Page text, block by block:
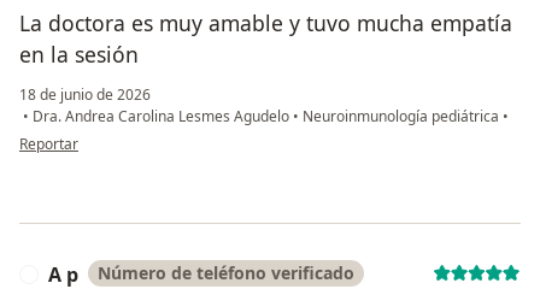
La doctora es muy amable y tuvo mucha empatía
en la sesión
18 de junio de 2026
• Dra. Andrea Carolina Lesmes Agudelo • Neuroinmunología pediátrica •
en opinión del usuario Paciente
Reportar
A p Número de teléfono verificado